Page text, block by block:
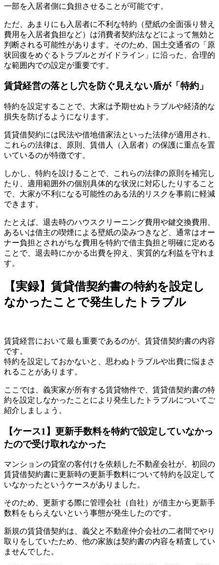
一部を入居者側に負担させることが可能です。
ただ、あまりにも入居者に不利な特約（壁紙の全面張り替え
費用を入居者負担など）は消費者契約法などによって無効と
判断される可能性があります。そのため、国土交通省の「原
状回復をめぐるトラブルとガイドライン」に沿った、合理的
な範囲内での設定が重要です。
賃貸経営の落とし穴を防ぐ見えない盾が「特約」
特約を設定することで、大家は予期せぬトラブルや経済的な
損失を防げるようになります。
賃貸借契約には民法や借地借家法といった法律が適用され、
これらの法律は、原則、賃借人（入居者）の保護に重点を置
いているのが特徴です。
しかし、特約を設けることで、これらの法律の原則を補完し
たり、適用範囲外の個別具体的な状況に対応したりすること
で、大家が不利になる可能性のある法的リスクを事前に軽減
できます。
たとえば、退去時のハウスクリーニング費用や鍵交換費用、
あるいは借主の喫煙による壁紙の染みつきなど、通常はオー
ナー負担とされがちな費用を特約で借主負担と明確に定める
ことで、退去時にかかる出費を抑え、実質的な利益を守れま
す。
【実録】賃貸借契約書の特約を設定し
なかったことで発生したトラブル
賃貸経営において最も重要であるのが、賃貸借契約書の内容
です。
特約を設定しておかないと、思わぬトラブルや出費に悩まさ
れることがあります。
ここでは、義実家が所有する賃貸物件で、賃貸借契約書の特
約を設定しなかったことにより発生したトラブルについてご
紹介しましょう。
【ケース1】更新手数料を特約で設定していなかっ
たので受け取れなかった
マンションの貸室の客付けを依頼した不動産会社が、初回の
賃貸借契約書に更新時の更新手数料について特約を設定して
いなかったというケースがありました。
そのため、更新する際に管理会社（自社）が借主から更新手
数料をもらえないという事態が発生したのです。
新規の賃貸借契約は、義父と不動産仲介会社の二者間でやり
取りをしていたため、他の家族は契約書の内容を精査してい
ませんでした。